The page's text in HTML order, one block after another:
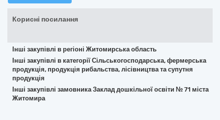
Корисні посилання
Інші закупівлі в регіоні Житомирська область
Інші закупівлі в категорії Сільськогосподарська, фермерська
продукція, продукція рибальства, лісівництва та супутня
продукція
Інші закупівлі замовника Заклад дошкільної освіти № 71 міста
Житомира